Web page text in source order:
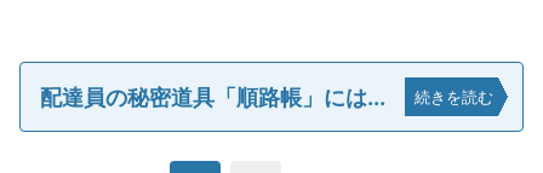
配達員の秘密道具「順路帳」には... 続きを読む